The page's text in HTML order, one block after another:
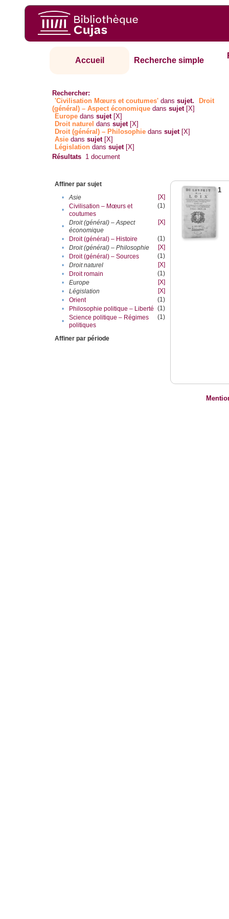
Accueil Recherche simple
Rechercher:
'Civilisation Mœurs et coutumes' danssujet.
Droit
(général) – Aspect économique danssujet [X]
Europe danssujet [X]
Droit naturel danssujet [X]
Droit (général) – Philosophie danssujet [X]
Asie danssujet [X]
Législation danssujet [X]
Résultats 1 document
Affiner par sujet
•
Asie
[X]
•
Civilisation – Mœurs et
coutumes
(1)
•
Droit (général) – Aspect
économique
[X]
• Droit (général) – Histoire
(1)
•
Droit (général) – Philosophie
[X]
•
Droit (général) – Sources
(1)
•
Droit naturel
[X]
•
Droit romain
(1)
•
Europe
[X]
•
Législation
[X]
•
Orient
(1)
•
Philosophie politique – Liberté (1)
•
Science politique – Régimes
politiques
(1)
Affiner par période
1